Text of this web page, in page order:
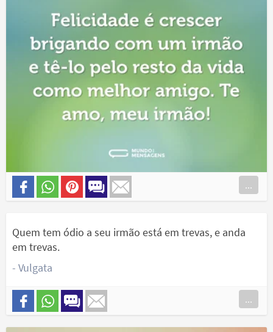
...
Quem tem ódio a seu irmão está em trevas, e anda
em trevas.
- Vulgata
...